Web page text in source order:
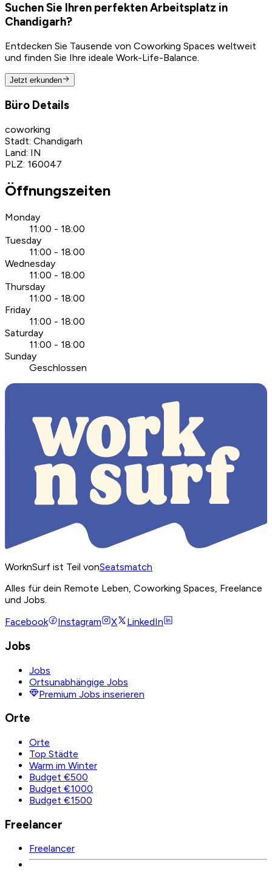
Suchen Sie Ihren perfekten Arbeitsplatz in
Chandigarh?
Entdecken Sie Tausende von Coworking Spaces weltweit
und finden Sie Ihre ideale Work-Life-Balance.
Jetzt erkunden
Büro Details
coworking
Stadt: Chandigarh
Land: IN
PLZ: 160047
Öffnungszeiten
Monday
11:00 - 18:00
Tuesday
11:00 - 18:00
Wednesday
11:00 - 18:00
Thursday
11:00 - 18:00
Friday
11:00 - 18:00
Saturday
11:00 - 18:00
Sunday
Geschlossen
WorknSurf ist Teil vonSeatsmatch
Alles für dein Remote Leben, Coworking Spaces, Freelance
und Jobs.
Facebook
Instagram X LinkedIn
Jobs
Jobs
Ortsunabhängige Jobs
Premium Jobs inserieren
Orte
Orte
Top Städte
Warm im Winter
Budget €500
Budget €1000
Budget €1500
Freelancer
Freelancer